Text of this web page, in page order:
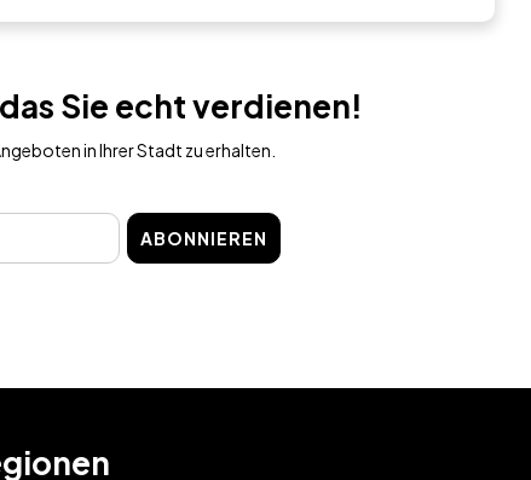
Sie echt verdienen!
in Ihrer Stadt zu erhalten.
ABONNIEREN